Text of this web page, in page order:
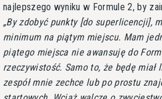
najlepszego wyniku w Formule 2, by
By zdobyć punkty [do superlicencji],
minimum na piątym miejscu. Mam
piątego miejsca nie awansuję do
rzeczywistość. Samo to, że będę
zespół mnie zechce lub po prostu